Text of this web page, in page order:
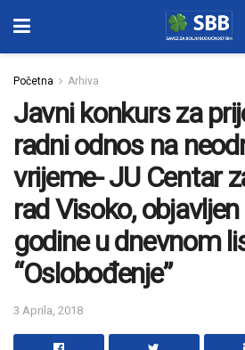
Početna Arhiva
Javni konkurs za
radni odnos na
vrijeme- JU Centar
rad Visoko,
godine u dnevnom
“Oslobođenje”
3 Aprila, 2018